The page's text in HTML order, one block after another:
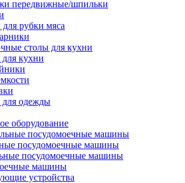
передвижные/шпильки
рубки мяса
столы для кухни
кухни
одежды
оборудование
посудомоечные машины
посудомоечные машины
посудомоечные машины
машины
устройства